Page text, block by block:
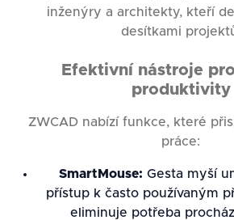
inženýry a architekty, kteří
desítkami
Efektivní nástroje
produktivity
ZWCAD nabízí funkce, které
práce:
SmartMouse: Gesta myší
přístup k často používaným
eliminuje potřeba